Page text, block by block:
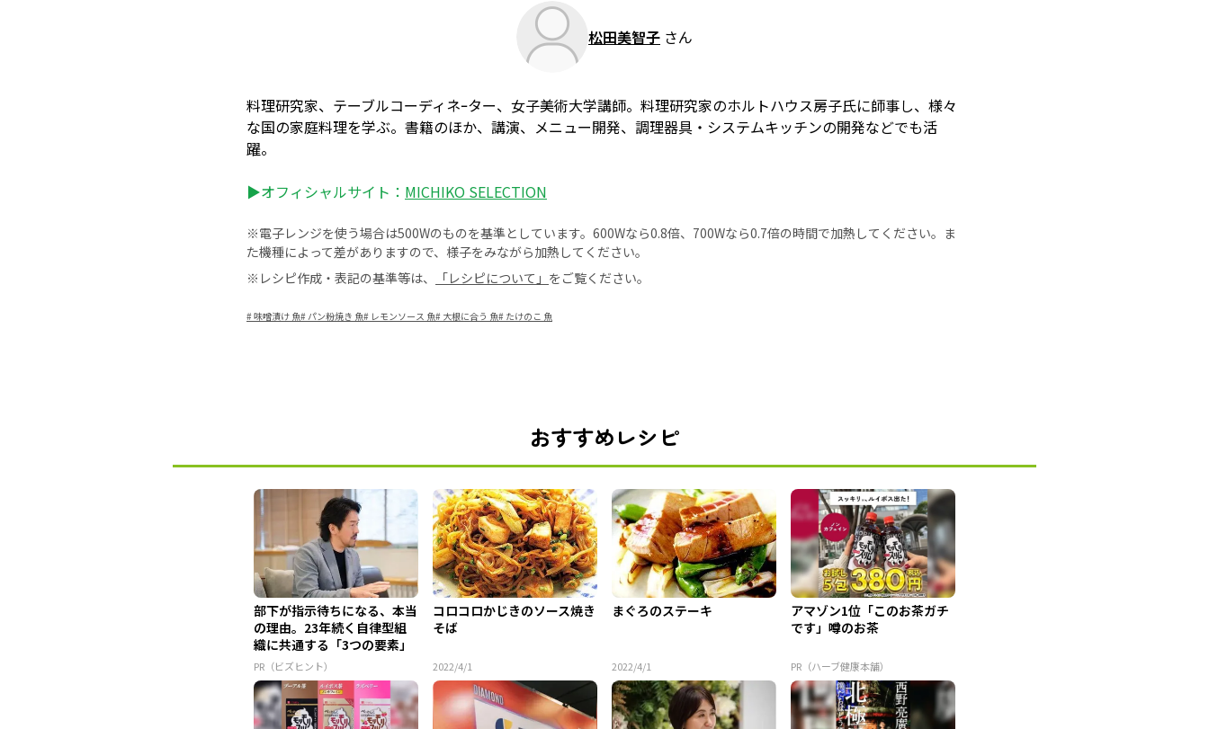
松田美智子 さん
料理研究家、テーブルコーディネｰター、女子美術大学講師。料理研究家のホルトハウス房子氏に師事し、様々
な国の家庭料理を学ぶ。書籍のほか、講演、メニュー開発、調理器具・システムキッチンの開発などでも活
躍。
▶オフィシャルサイト： MICHIKO SELECTION
※電子レンジを使う場合は500Wのものを基準としています。600Wなら0.8倍、700Wなら0.7倍の時間で加熱してください。ま
た機種によって差がありますので、様子をみながら加熱してください。
※レシピ作成・表記の基準等は、
「レシピについて」 をご覧ください。
#味噌漬け 魚# パン粉焼き 魚# レモンソース 魚# 大根に合う 魚# たけのこ 魚
おすすめレシピ
部下が指示待ちになる、本当
の理由。23年続く自律型組
織に共通する「3つの要素」
PR（ビズヒント）
コロコロかじきのソース焼き
そば
2022/4/1
まぐろのステーキ
2022/4/1
アマゾン1位「このお茶ガチ
です」噂のお茶
PR（ハーブ健康本舗）